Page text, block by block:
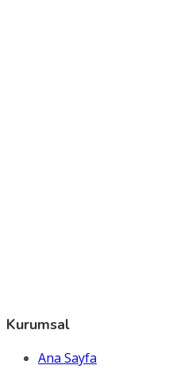
Kurumsal
Ana Sayfa